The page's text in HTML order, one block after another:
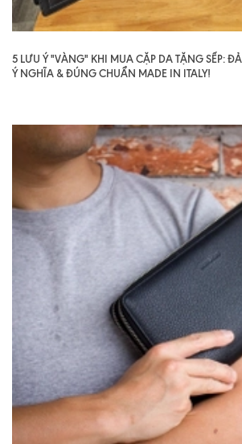
5 LƯU Ý "VÀNG" KHI MUA CẶP DA TẶNG SẾP:
Ý NGHĨA & ĐÚNG CHUẨN MADE IN ITALY!